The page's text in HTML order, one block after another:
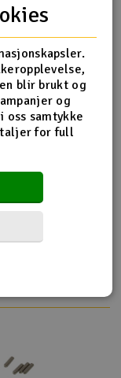
- FR/RL
på
blir brukt og
og
oss samtykke
for full